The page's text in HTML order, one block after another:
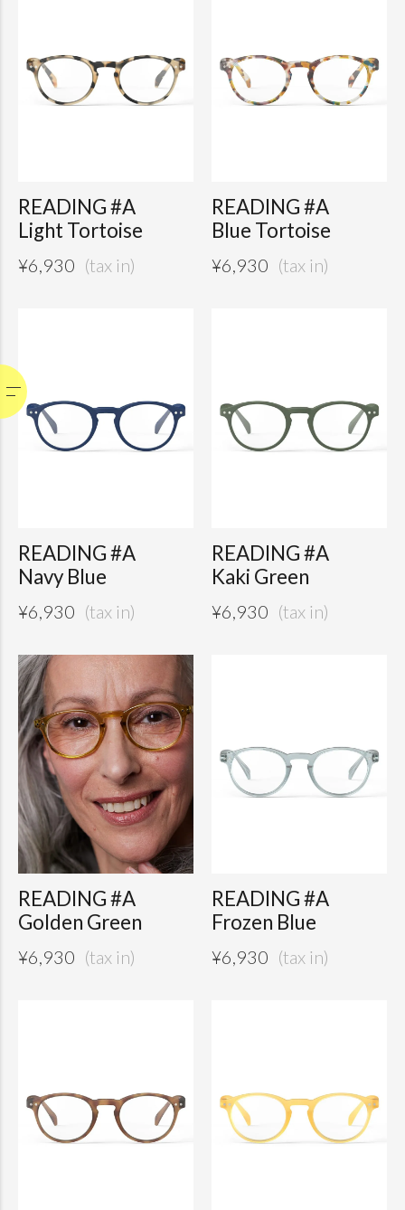
READING #A
Light Tortoise
¥6,930
READING #A
Blue Tortoise
¥6,930
READING #A
Navy Blue
¥6,930
READING #A
Kaki Green
¥6,930
READING #A
Golden Green
¥6,930
READING #A
Frozen Blue
¥6,930